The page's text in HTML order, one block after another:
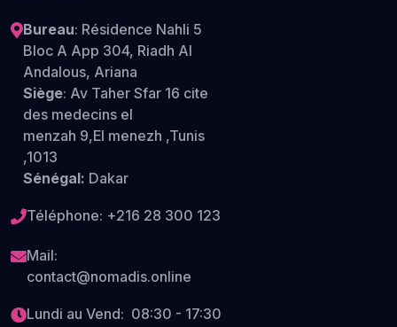
Bureau: Résidence Nahli 5
Bloc A App 304, Riadh Al
Andalous, Ariana
Siège: Av Taher Sfar 16 cite
des medecins el
menzah 9,El menezh ,Tunis
,1013
Sénégal: Dakar
Téléphone: +216 28 300 123
Mail:
contact@nomadis.online
Lundi au Vend: 08:30 - 17:30